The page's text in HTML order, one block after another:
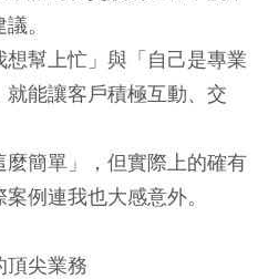
。
幫上忙」與「自己是專業
能讓客戶積極互動、交
簡單」，但實際上的確有
例連我也大感意外。
頂尖業務